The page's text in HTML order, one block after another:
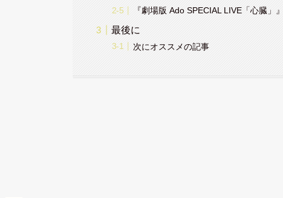
『劇場版 Ado SPECIAL LIVE「心臓」
最後に
次にオススメの記事